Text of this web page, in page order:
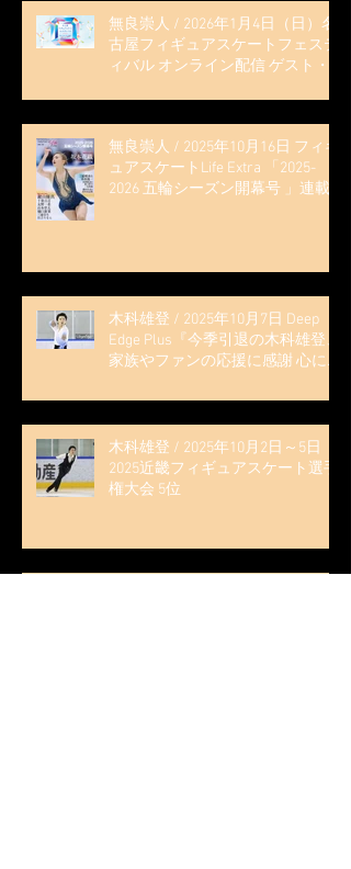
無良崇人 / 2026年1月4日（日）名
古屋フィギュアスケートフェステ
ィバル オンライン配信 ゲスト・
無良崇人 / 2025年10月16日 フィギ
ュアスケートLife Extra 「2025-
2026 五輪シーズン開幕号 」連載
木科雄登 / 2025年10月7日 Deep
Edge Plus『今季引退の木科雄登、
家族やファンの応援に感謝 心に響
見に来て」』
木科雄登 / 2025年10月2日～5日
2025近畿フィギュアスケート選手
権大会 5位